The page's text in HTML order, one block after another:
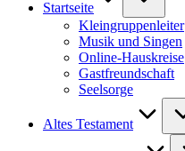
Startseite
Kleingruppenleiter
Musik und Singen
Online-Hauskreise
Gastfreundschaft
Seelsorge
Altes Testament